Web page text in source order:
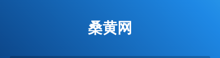
桑黄网